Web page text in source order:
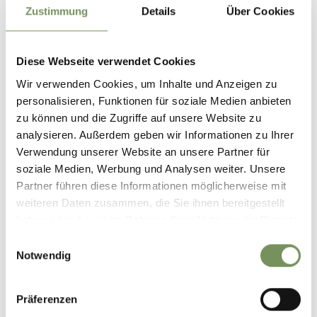
Zustimmung Details Über Cookies
Diese Webseite verwendet Cookies
Wir verwenden Cookies, um Inhalte und Anzeigen zu
personalisieren, Funktionen für soziale Medien anbieten
zu können und die Zugriffe auf unsere Website zu
analysieren. Außerdem geben wir Informationen zu Ihrer
Verwendung unserer Website an unsere Partner für
soziale Medien, Werbung und Analysen weiter. Unsere
Partner führen diese Informationen möglicherweise mit
weiteren Daten zusammen, die Sie ihnen bereitgestellt
Notwendig
Präferenzen
+39 0473 291 129
info@naturbad-gargazon.it
LEES MEER
+39 0473 563 301